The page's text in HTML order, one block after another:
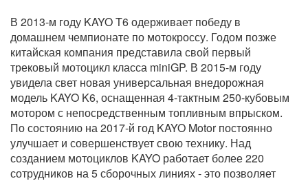
В 2013-м году KAYO T6 одерживает победу в
домашнем чемпионате по мотокроссу. Годом позже
китайская компания представила свой первый
трековый мотоцикл класса miniGP. В 2015-м году
увидела свет новая универсальная внедорожная
модель KAYO K6, оснащенная 4-тактным 250-кубовым
мотором с непосредственным топливным впрыском.
По состоянию на 2017-й год KAYO Motor постоянно
улучшает и совершенствует свою технику. Над
созданием мотоциклов KAYO работает более 220
сотрудников на 5 сборочных линиях - это позволяет